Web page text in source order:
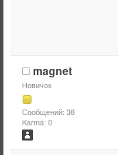
magnet
Новичок
Сообщений: 38
Karma: 0